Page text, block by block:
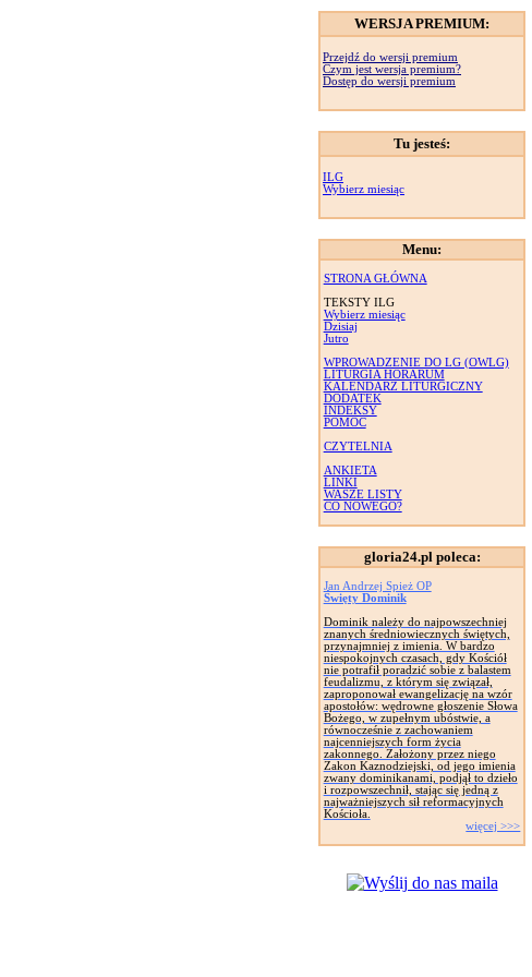
WERSJA PREMIUM:
Przejdź do wersji premium
Czym jest wersja premium?
Dostęp do wersji premium
Tu jesteś:
ILG
Wybierz miesiąc
Menu:
STRONA GŁÓWNA
TEKSTY ILG
Wybierz miesiąc
Dzisiaj
Jutro
WPROWADZENIE DO LG (OWLG)
LITURGIA HORARUM
KALENDARZ LITURGICZNY
DODATEK
INDEKSY
POMOC
CZYTELNIA
ANKIETA
LINKI
WASZE LISTY
CO NOWEGO?
gloria24.pl poleca:
Jan Andrzej Spież OP
Święty Dominik
Dominik należy do najpowszechniej
znanych średniowiecznych świętych,
przynajmniej z imienia. W bardzo
niespokojnych czasach, gdy Kościół
nie potrafił poradzić sobie z balastem
feudalizmu, z którym się związał,
zaproponował ewangelizację na wzór
apostołów: wędrowne głoszenie Słowa
Bożego, w zupełnym ubóstwie, a
równocześnie z zachowaniem
najcenniejszych form życia
zakonnego. Założony przez niego
Zakon Kaznodziejski, od jego imienia
zwany dominikanami, podjął to dzieło
i rozpowszechnił, stając się jedną z
najważniejszych sił reformacyjnych
Kościoła.
więcej >>>